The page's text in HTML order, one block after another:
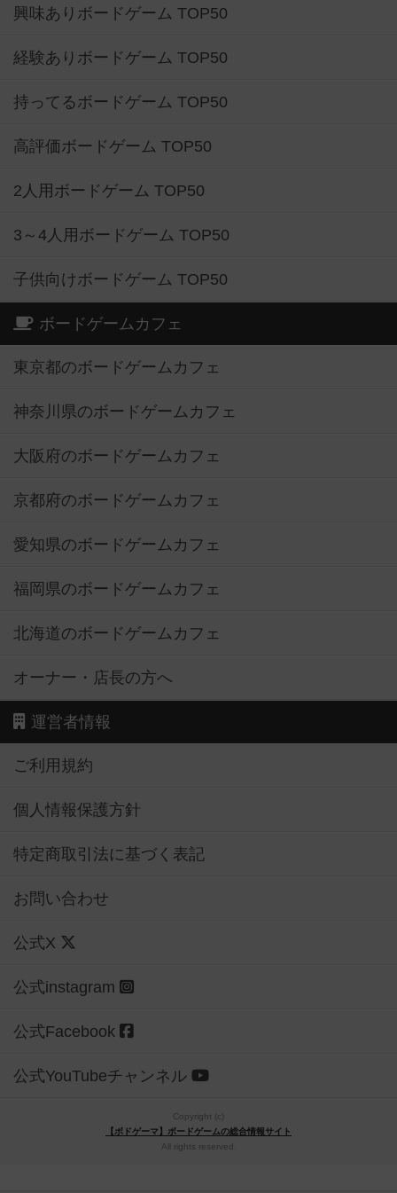
興味ありボードゲーム TOP50
経験ありボードゲーム TOP50
持ってるボードゲーム TOP50
高評価ボードゲーム TOP50
2人用ボードゲーム TOP50
3～4人用ボードゲーム TOP50
子供向けボードゲーム TOP50
ボードゲームカフェ
東京都のボードゲームカフェ
神奈川県のボードゲームカフェ
大阪府のボードゲームカフェ
京都府のボードゲームカフェ
愛知県のボードゲームカフェ
福岡県のボードゲームカフェ
北海道のボードゲームカフェ
オーナー・店長の方へ
運営者情報
ご利用規約
個人情報保護方針
特定商取引法に基づく表記
お問い合わせ
公式X
公式instagram
公式Facebook
公式YouTubeチャンネル
Copyright (c)
【ボドゲーマ】ボードゲームの総合情報サイト
All rights reserved.